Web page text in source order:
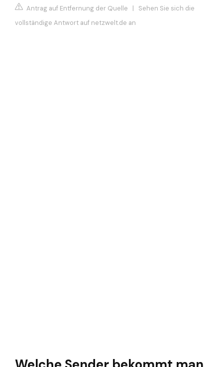
Antrag auf Entfernung der Quelle | Sehen Sie sich die
vollständige Antwort auf netzwelt.de an